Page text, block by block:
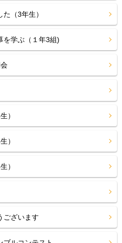
（3年生）
を学ぶ（１年3組)
）
）
）
ございます